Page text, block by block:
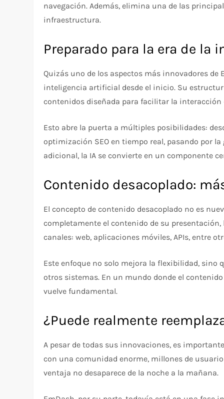
navegación. Además, elimina una de las
infraestructura.
Preparado para la era de
Quizás uno de los aspectos más innovadores de
inteligencia artificial desde el inicio. Su
contenidos diseñada para facilitar la interacción
Esto abre la puerta a múltiples posibilidades:
optimización SEO en tiempo real, pasando por
adicional, la IA se convierte en un componente
Contenido desacoplado:
El concepto de contenido desacoplado no es
completamente el contenido de su
canales: web, aplicaciones móviles, APIs, entre
Este enfoque no solo mejora la flexibilidad,
otros sistemas. En un mundo donde el
vuelve fundamental.
¿Puede realmente
A pesar de todas sus innovaciones, es
con una comunidad enorme, millones de
ventaja no desaparece de la noche a la mañana.